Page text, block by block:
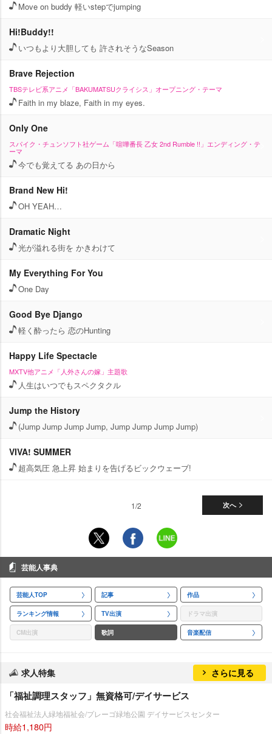
Move on buddy 軽いstepでjumping
Hi!Buddy!!
いつもより大胆しても 許されそうなSeason
Brave Rejection
TBSテレビ系アニメ「BAKUMATSUクライシス」オープニング・テーマ
Faith in my blaze, Faith in my eyes.
Only One
スパイク・チュンソフト社ゲーム「喧嘩番長 乙女 2nd Rumble !!」エンディング・テ
ーマ
今でも覚えてる あの日から
Brand New Hi!
OH YEAH…
Dramatic Night
光が溢れる街を かきわけて
My Everything For You
One Day
Good Bye Django
軽く酔ったら 恋のHunting
Happy Life Spectacle
MXTV他アニメ「人外さんの嫁」主題歌
人生はいつでもスペクタクル
Jump the History
(Jump Jump Jump Jump, Jump Jump Jump Jump)
VIVA! SUMMER
超高気圧 急上昇 始まりを告げるビックウェーブ!
次へ
1/2
芸能人事典
芸能人TOP 記事 作品
ランキング情報 TV出演 ドラマ出演
CM出演 歌詞 音楽配信
求人特集 さらに見る
「福祉調理スタッフ」無資格可/デイサービス
社会福祉法人緑地福祉会/プレーゴ緑地公園 デイサービスセンター
時給1,180円